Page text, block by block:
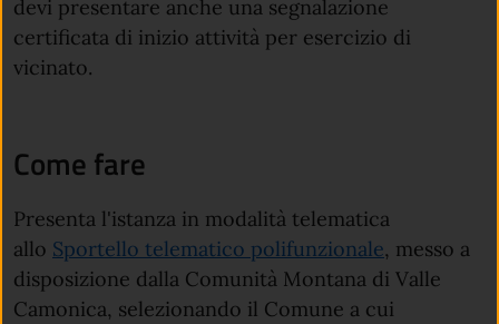
devi presentare anche una segnalazione
certificata di inizio attività per esercizio di
vicinato.
Come fare
Presenta l'istanza in modalità telematica
allo Sportello telematico polifunzionale, messo a
disposizione dalla Comunità Montana di Valle
Camonica, selezionando il Comune a cui